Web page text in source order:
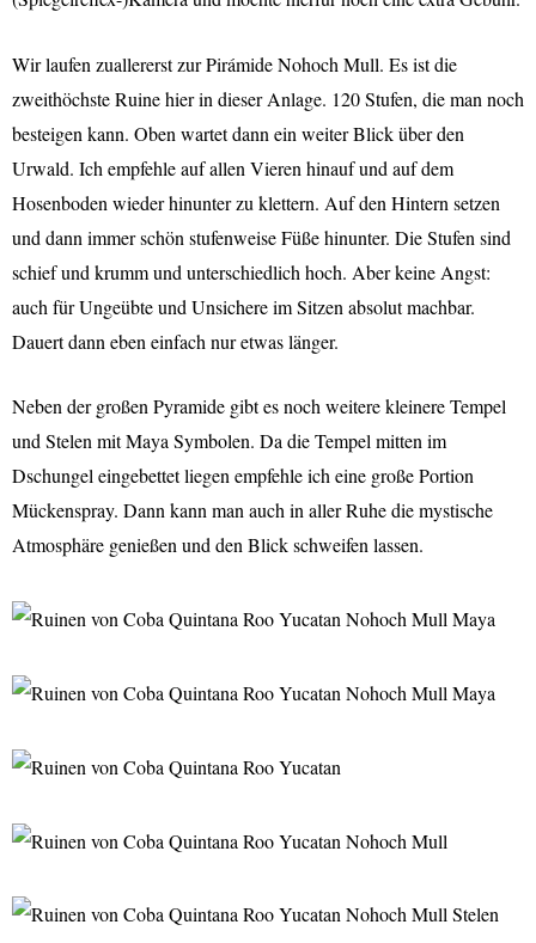
Wir laufen zuallererst zur Pirámide Nohoch Mull. Es ist die
zweithöchste Ruine hier in dieser Anlage. 120 Stufen, die man noch
besteigen kann. Oben wartet dann ein weiter Blick über den
Urwald. Ich empfehle auf allen Vieren hinauf und auf dem
Hosenboden wieder hinunter zu klettern. Auf den Hintern setzen
und dann immer schön stufenweise Füße hinunter. Die Stufen sind
schief und krumm und unterschiedlich hoch. Aber keine Angst:
auch für Ungeübte und Unsichere im Sitzen absolut machbar.
Dauert dann eben einfach nur etwas länger.
Neben der großen Pyramide gibt es noch weitere kleinere Tempel
und Stelen mit Maya Symbolen. Da die Tempel mitten im
Dschungel eingebettet liegen empfehle ich eine große Portion
Mückenspray. Dann kann man auch in aller Ruhe die mystische
Atmosphäre genießen und den Blick schweifen lassen.